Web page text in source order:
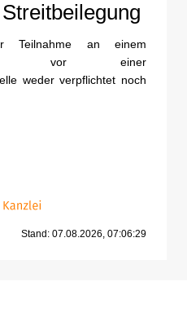
Teilnahme an einem
vor einer
weder verpflichtet noch
Stand: 07.08.2026, 07:06:29